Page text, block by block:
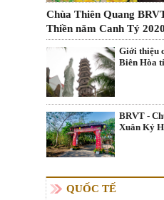
Chùa Thiên Quang
Thiền năm Canh Tý 2020
Giới thiệu
Biên Hòa
BRVT -
Xuân Kỷ
QUỐC TẾ